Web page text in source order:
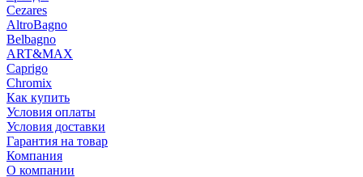
Cezares
AltroBagno
Belbagno
ART&MAX
Caprigo
Chromix
Как купить
Условия оплаты
Условия доставки
Гарантия на товар
Компания
О компании